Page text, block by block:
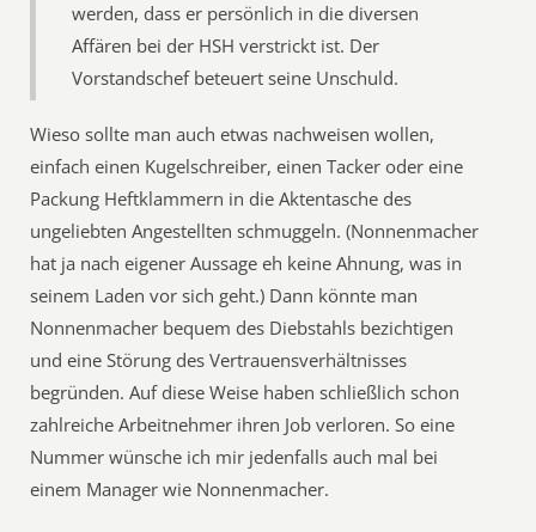
werden, dass er persönlich in die diversen
Affären bei der HSH verstrickt ist. Der
Vorstandschef beteuert seine Unschuld.
Wieso sollte man auch etwas nachweisen wollen,
einfach einen Kugelschreiber, einen Tacker oder eine
Packung Heftklammern in die Aktentasche des
ungeliebten Angestellten schmuggeln. (Nonnenmacher
hat ja nach eigener Aussage eh keine Ahnung, was in
seinem Laden vor sich geht.) Dann könnte man
Nonnenmacher bequem des Diebstahls bezichtigen
und eine Störung des Vertrauensverhältnisses
begründen. Auf diese Weise haben schließlich schon
zahlreiche Arbeitnehmer ihren Job verloren. So eine
Nummer wünsche ich mir jedenfalls auch mal bei
einem Manager wie Nonnenmacher.